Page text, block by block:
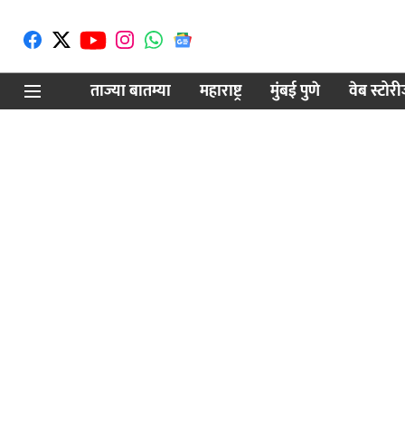
ताज्या बातम्या महाराष्ट्र मुंबई पुणे वेब